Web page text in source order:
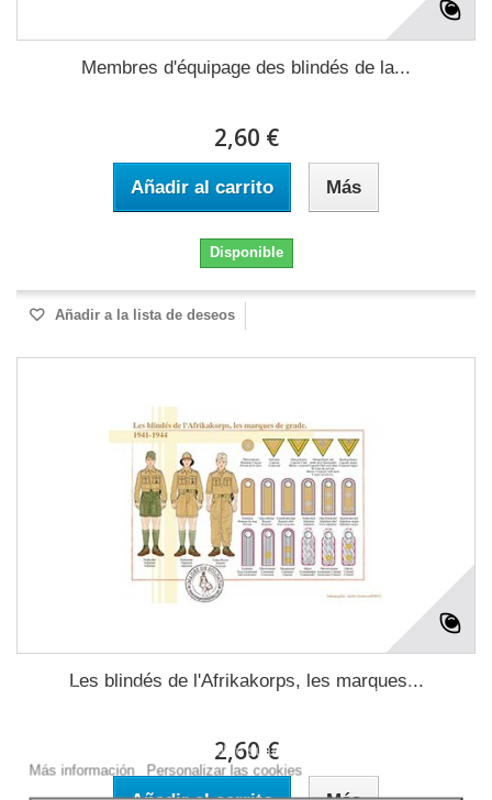
Membres d'équipage des blindés de la...
2,60 €
Añadir al carrito Más
Disponible
Añadir a la lista de deseos
Les blindés de l'Afrikakorps, les marques...
2,60 €
Este sitio web utiliza cookies propias y de terceros para mejorar
Para dar su consentimiento sobre su uso pulse el botón Acepto.
Más información
Personalizar las cookies